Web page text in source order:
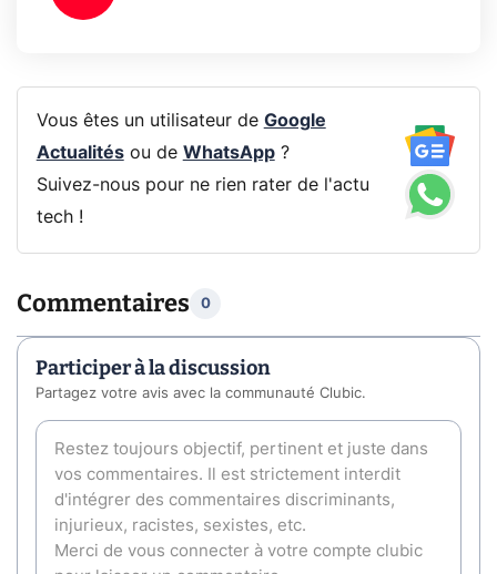
Vous êtes un utilisateur de Google
Actualitésou de WhatsApp?
Suivez-nous pour ne rien rater de l'actu
tech !
Commentaires 0
Participer à la discussion
Partagez votre avis avec la communauté Clubic.